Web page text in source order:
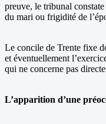
preuve, le tribunal
du mari ou frigidité de
Le concile de Trente fixe
et éventuellement
qui ne concerne pas
L’apparition d’une